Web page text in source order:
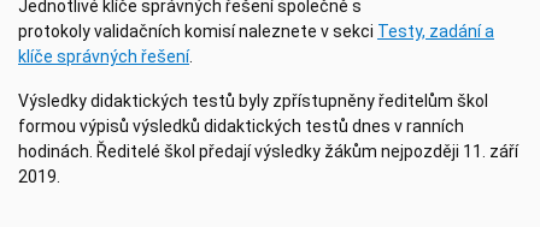
Jednotlivé klíče správných řešení společně s
protokoly validačních komisí naleznete v sekci Testy, zadání a
klíče správných řešení.
Výsledky didaktických testů byly zpřístupněny ředitelům škol
formou výpisů výsledků didaktických testů dnes v ranních
hodinách. Ředitelé škol předají výsledky žákům nejpozději 11. září
2019.